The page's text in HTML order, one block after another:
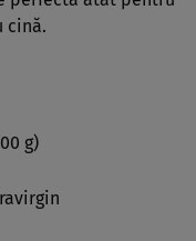
cină.
g)